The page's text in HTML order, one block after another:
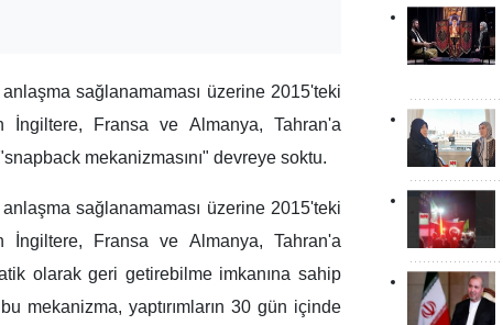
sağlanamaması üzerine 2015'teki
İngiltere, Fransa ve Almanya, Tahran'a
mekanizmasını" devreye soktu.
sağlanamaması üzerine 2015'teki
İngiltere, Fransa ve Almanya, Tahran'a
olarak geri getirebilme imkanına sahip
mekanizma, yaptırımların 30 gün içinde